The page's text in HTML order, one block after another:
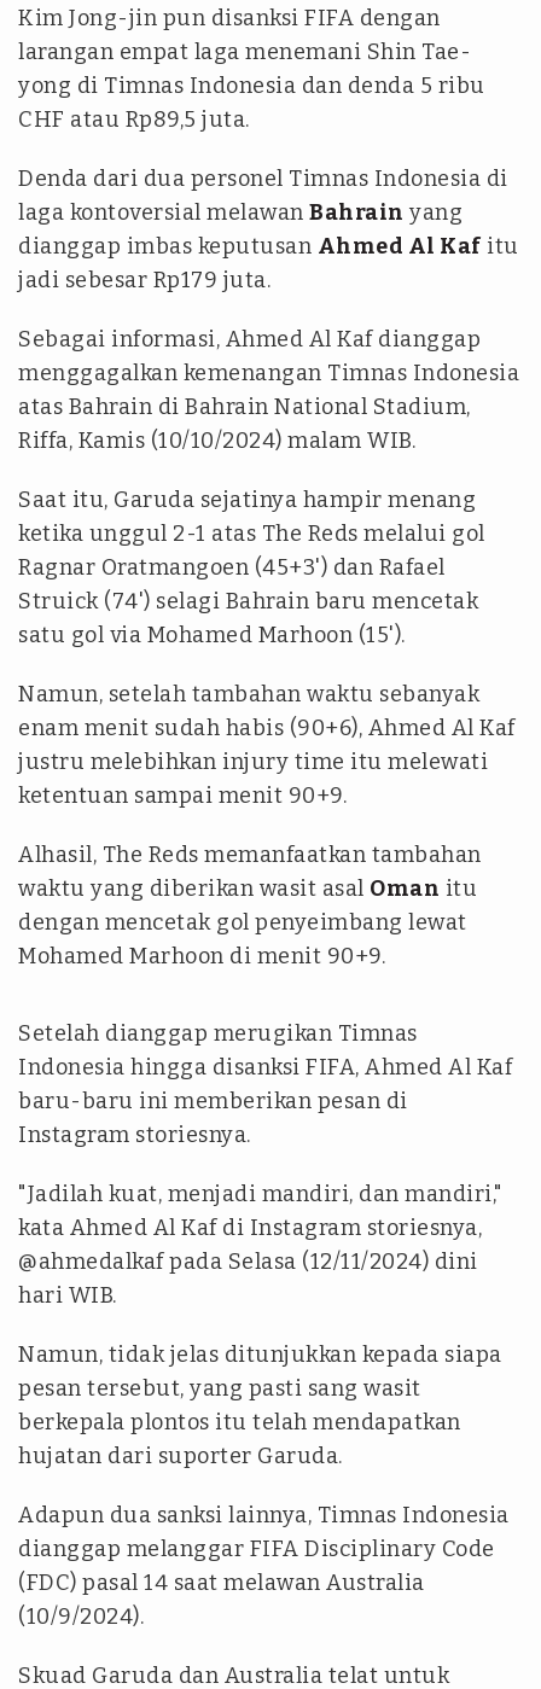
Kim Jong-jin pun disanksi FIFA dengan
larangan empat laga menemani Shin Tae-
yong di Timnas Indonesia dan denda 5 ribu
CHF atau Rp89,5 juta.
Denda dari dua personel Timnas Indonesia di
laga kontoversial melawan Bahrain yang
dianggap imbas keputusan Ahmed Al Kaf itu
jadi sebesar Rp179 juta.
Sebagai informasi, Ahmed Al Kaf dianggap
menggagalkan kemenangan Timnas Indonesia
atas Bahrain di Bahrain National Stadium,
Riffa, Kamis (10/10/2024) malam WIB.
Saat itu, Garuda sejatinya hampir menang
ketika unggul 2-1 atas The Reds melalui gol
Ragnar Oratmangoen (45+3') dan Rafael
Struick (74') selagi Bahrain baru mencetak
satu gol via Mohamed Marhoon (15').
Namun, setelah tambahan waktu sebanyak
enam menit sudah habis (90+6), Ahmed Al Kaf
justru melebihkan injury time itu melewati
ketentuan sampai menit 90+9.
Alhasil, The Reds memanfaatkan tambahan
waktu yang diberikan wasit asal Oman itu
dengan mencetak gol penyeimbang lewat
Mohamed Marhoon di menit 90+9.
Setelah dianggap merugikan Timnas
Indonesia hingga disanksi FIFA, Ahmed Al Kaf
baru-baru ini memberikan pesan di
Instagram storiesnya.
"Jadilah kuat, menjadi mandiri, dan mandiri,"
kata Ahmed Al Kaf di Instagram storiesnya,
@ahmedalkaf pada Selasa (12/11/2024) dini
hari WIB.
Namun, tidak jelas ditunjukkan kepada siapa
pesan tersebut, yang pasti sang wasit
berkepala plontos itu telah mendapatkan
hujatan dari suporter Garuda.
Adapun dua sanksi lainnya, Timnas Indonesia
dianggap melanggar FIFA Disciplinary Code
(FDC) pasal 14 saat melawan Australia
(10/9/2024).
Skuad Garuda dan Australia telat untuk